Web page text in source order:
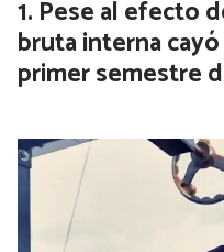
Pese al efecto
bruta interna
primer semestre